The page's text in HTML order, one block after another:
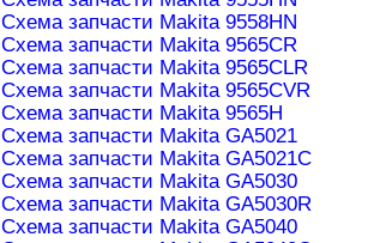
Схема запчасти Makita 9558HN
Схема запчасти Makita 9565CR
Схема запчасти Makita 9565CLR
Схема запчасти Makita 9565CVR
Схема запчасти Makita 9565H
Схема запчасти Makita GA5021
Схема запчасти Makita GA5021C
Схема запчасти Makita GA5030
Схема запчасти Makita GA5030R
Схема запчасти Makita GA5040